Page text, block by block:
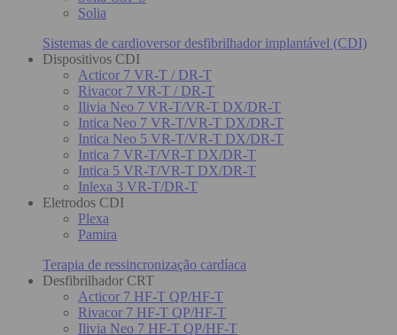
Solia
Sistemas de cardioversor desfibrilhador implantável (CDI)
Dispositivos CDI
Acticor 7 VR-T / DR-T
Rivacor 7 VR-T / DR-T
Ilivia Neo 7 VR-T/VR-T DX/DR-T
Intica Neo 7 VR-T/VR-T DX/DR-T
Intica Neo 5 VR-T/VR-T DX/DR-T
Intica 7 VR-T/VR-T DX/DR-T
Intica 5 VR-T/VR-T DX/DR-T
Inlexa 3 VR-T/DR-T
Eletrodos CDI
Plexa
Pamira
Terapia de ressincronização cardíaca
Desfibrilhador CRT
Acticor 7 HF-T QP/HF-T
Rivacor 7 HF-T QP/HF-T
Ilivia Neo 7 HF-T QP/HF-T